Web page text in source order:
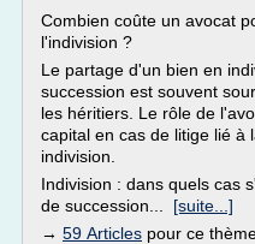
Combien coûte un avocat
l'indivision ?
Le partage d'un bien en
succession est souvent
les héritiers. Le rôle de
capital en cas de litige lié à
indivision.
Indivision : dans quels cas
de succession... [suite...]
→ 59 Articles pour ce